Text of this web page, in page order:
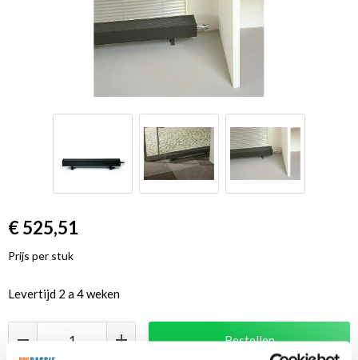
€525,51
Prijs per stuk
Levertijd 2 a 4 weken
Bestellen